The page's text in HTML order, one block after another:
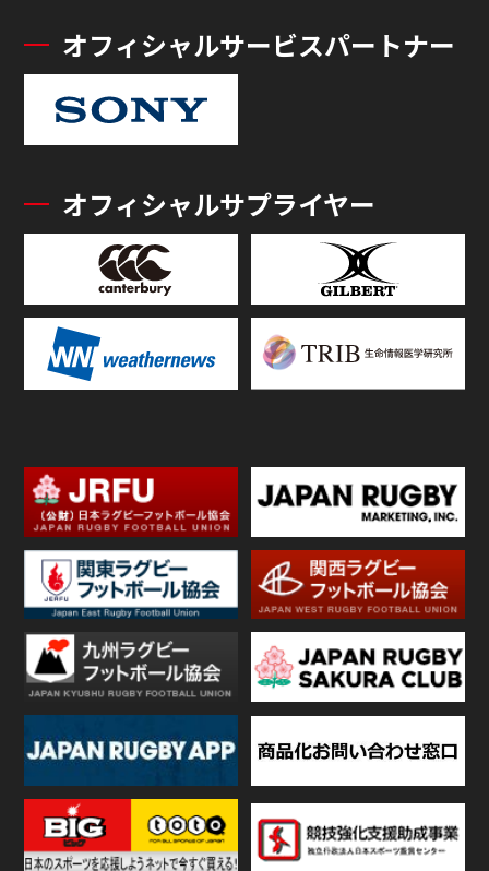
オフィシャルサービスパートナー
オフィシャルサプライヤー